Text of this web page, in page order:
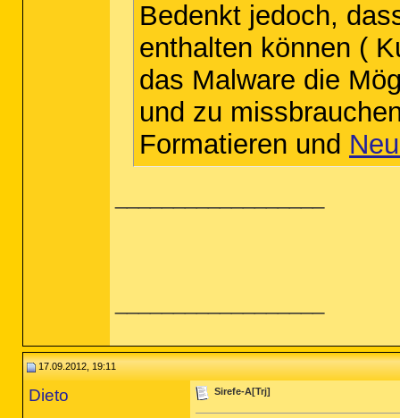
Bedenkt jedoch,
enthalten können (
das Malware die
und zu
Formatieren und
17.09.2012, 19:11
Dieto Sirefe-A[Trj]